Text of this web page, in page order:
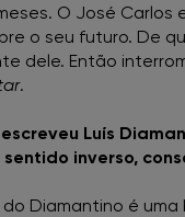
O José
o seu futuro. De
dele. Então
.
Luís
inverso,
Diamantino é